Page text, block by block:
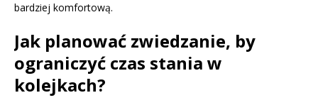
bardziej komfortową.
Jak planować zwiedzanie, by
ograniczyć czas stania w
kolejkach?